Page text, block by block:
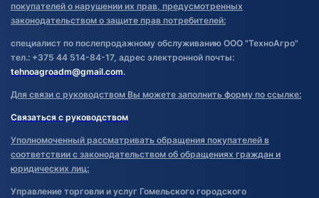
покупателей о нарушении их прав, предусмотренных
законодательством о защите прав потребителей:
специалист по послепродажному обслуживанию ООО "ТехноАгро"
тел.: +375 44 514-84-17, адрес электронной почты:
tehnoagroadm@gmail.com.
Для связи с руководством Вы можете заполнить форму по ссылке:
Связаться с руководством
Уполномоченный рассматривать обращения покупателей в
соответствии с законодательством об обращениях граждан и
юридических лиц:
Управление торговли и услуг Гомельского городского